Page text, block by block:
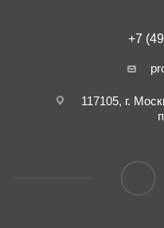
+7
117105, г.